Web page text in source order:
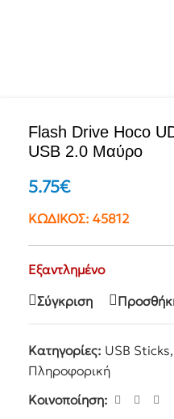
Flash Drive Hoco
USB 2.0 Μαύρο
5.75€
ΚΩΔΙΚΟΣ: 45812
Εξαντλημένο
Σύγκριση
Κατηγορίες: USB Sticks,
Πληροφορική
Κοινοποίηση: